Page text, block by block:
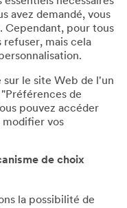
avez demandé, vous
Cependant, pour tous
refuser, mais cela
le site Web de l'un
de
pouvez accéder
modifier vos
de choix
la possibilité de